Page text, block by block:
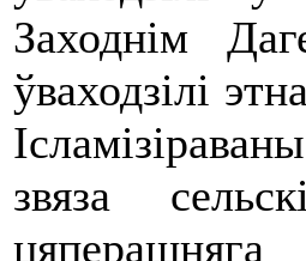
Заходнім
ўваходзілі
звяза